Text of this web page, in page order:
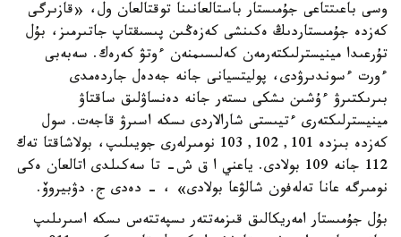
وسى باعىتتاعى جۇمىستار باستالعانىنا توقتالعان ول، «قازىرگى
كەزدە جۇمىستاردىڭ ەكىنشى كەزەڭىن پىسىقتاپ جاتىرمىز، بۇل
تۇرعىدا مينيسترلىكتەرمەن كەلىسىمنەن ءوتۋ كەرەك. سەبەبى
ءورت ءسوندىرۋدى، پوليتسيانى جانە جەدەل جاردەمدى
بىرىكتىرۋ ءۇشىن ىشكى ىستەر جانە دەنساۋلىق ساقتاۋ
مينيسترلىكتەرى ءتيىستى شارالاردى ىسكە اسىرۋ قاجەت. سول
كەزدە بىزدە 101, 102, 103 نومىرلەرى جويىلىپ، بولاشاقتا تەك
112 جانە 109 بولادى. ياعني ا ق ش- تا سەكىلدى اتالعان ەكى
نومىرگە عانا تەلەفون شالۋعا بولادى» ، - دەدى ج. دۋبيروۆ.
بۇل جۇمىستار امەريكالىق قىزمەتتەر ىسپەتتەس ىسكە اسىرىلىپ